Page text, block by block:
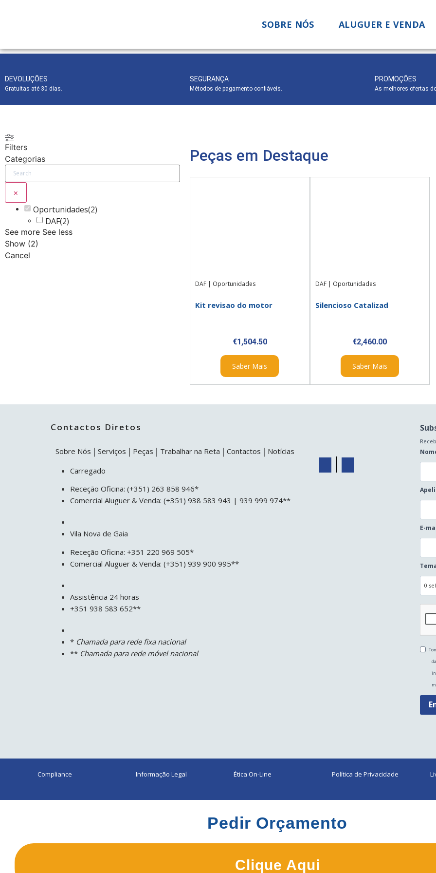
SOBRE NÓS ALUGUER E VENDA
DEVOLUÇÕES
Gratuitas até 30 dias.
SEGURANÇA
Métodos de pagamento confiáveis.
PROMOÇÕES
As melhores ofertas
Filters
Categorias
×
Oportunidades(2)
DAF(2)
See more See less
Show (2)
Cancel
Peças em Destaque
DAF| Oportunidades
Kit revisao do motor
€1,504.50
Saber Mais
DAF| Oportunidades
Silencioso Catalizad
€2,460.00
Saber Mais
Contactos Diretos
Sobre Nós Serviços Peças Trabalhar na Reta Contactos
Notícias
Carregado
Receção Oficina: (+351) 263 858 946*
Comercial Aluguer & Venda: (+351) 938 583 943 | 939 999 974**
Vila Nova de Gaia
Receção Oficina: +351 220 969 505*
Comercial Aluguer & Venda: (+351) 939 900 995**
Assistência 24 horas
+351 938 583 652**
* Chamada para rede fixa nacional
** Chamada para rede móvel nacional
E-
0
Compliance Informação Legal Ética On-Line Política de Privacidade
Pedir Orçamento
Clique Aqui